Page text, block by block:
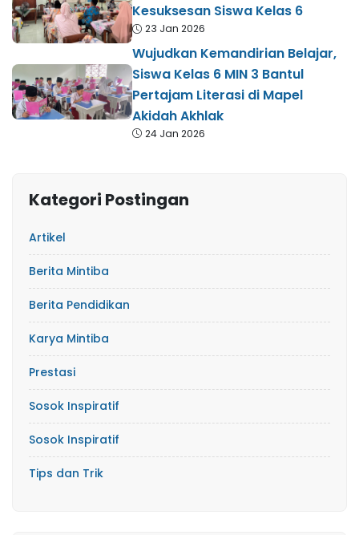
Kesuksesan Siswa Kelas 6
23 Jan 2026
Wujudkan Kemandirian Belajar,
Siswa Kelas 6 MIN 3 Bantul
Pertajam Literasi di Mapel
Akidah Akhlak
24 Jan 2026
Kategori Postingan
Artikel
Berita Mintiba
Berita Pendidikan
Karya Mintiba
Prestasi
Sosok Inspiratif
Sosok Inspiratif
Tips dan Trik